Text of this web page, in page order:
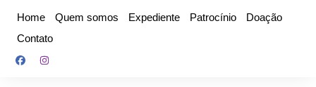
conteúdo
Home Quem somos Expediente Patrocínio
Doação
Contato